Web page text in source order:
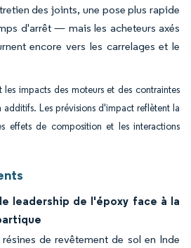
des joints, une pose plus rapide
d'arrêt — mais les acheteurs axés
encore vers les carrelages et le
les impacts des moteurs et des contraintes
Les prévisions d'impact reflètent la
effets de composition et les interactions
leadership de l'époxy face à la
de revêtement de sol en Inde